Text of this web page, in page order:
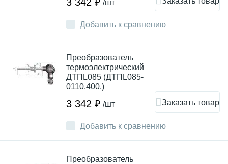
Добавить к сравнению
/шт
Добавить к сравнению
Преобразователь
термоэлектрический
ДТПL085 (ДТПL085-
0110.400.)
3 342 ₽ /шт Заказать товар
Преобразователь